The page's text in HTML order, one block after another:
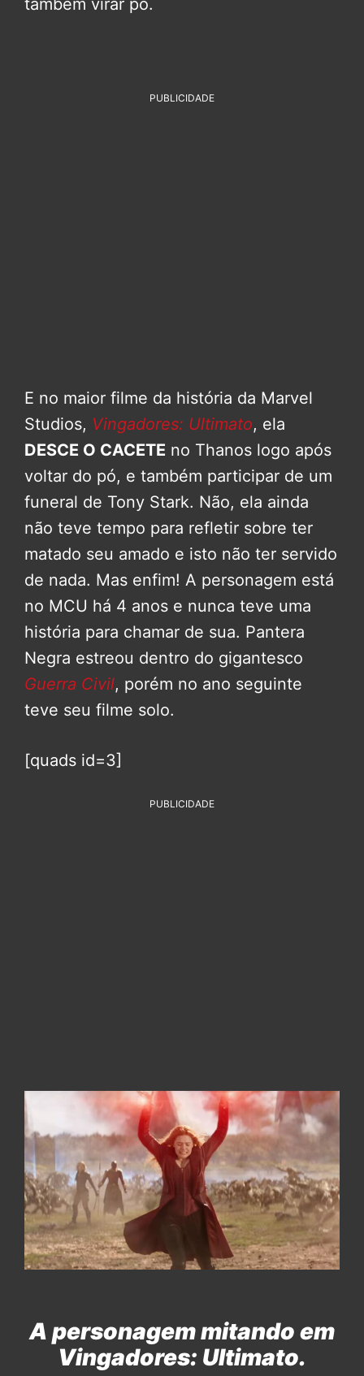
também virar pó.
PUBLICIDADE
E no maior filme da história da Marvel
Studios, Vingadores: Ultimato, ela
DESCE O CACETE no Thanos logo após
voltar do pó, e também participar de um
funeral de Tony Stark. Não, ela ainda
não teve tempo para refletir sobre ter
matado seu amado e isto não ter servido
de nada. Mas enfim! A personagem está
no MCU há 4 anos e nunca teve uma
história para chamar de sua. Pantera
Negra estreou dentro do gigantesco
Guerra Civil, porém no ano seguinte
teve seu filme solo.
[quads id=3]
PUBLICIDADE
A personagem mitando em
Vingadores: Ultimato.